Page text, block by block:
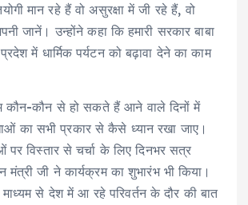
मान रहे हैं वो असुरक्षा में जी रहे हैं, वो
जानें। उन्होंने कहा कि हमारी सरकार बाबा
में धार्मिक पर्यटन को बढ़ावा देने का काम
कौन-कौन से हो सकते हैं आने वाले दिनों में
का सभी प्रकार से कैसे ध्यान रखा जाए।
पर विस्तार से चर्चा के लिए दिनभर सत्र
जी ने कार्यक्रम का शुभारंभ भी किया।
माध्यम से देश में आ रहे परिवर्तन के दौर की बात